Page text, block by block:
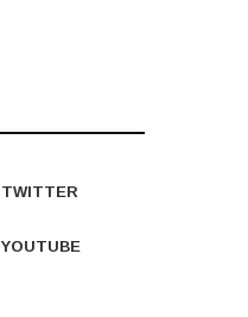
TWITTER
YOUTUBE